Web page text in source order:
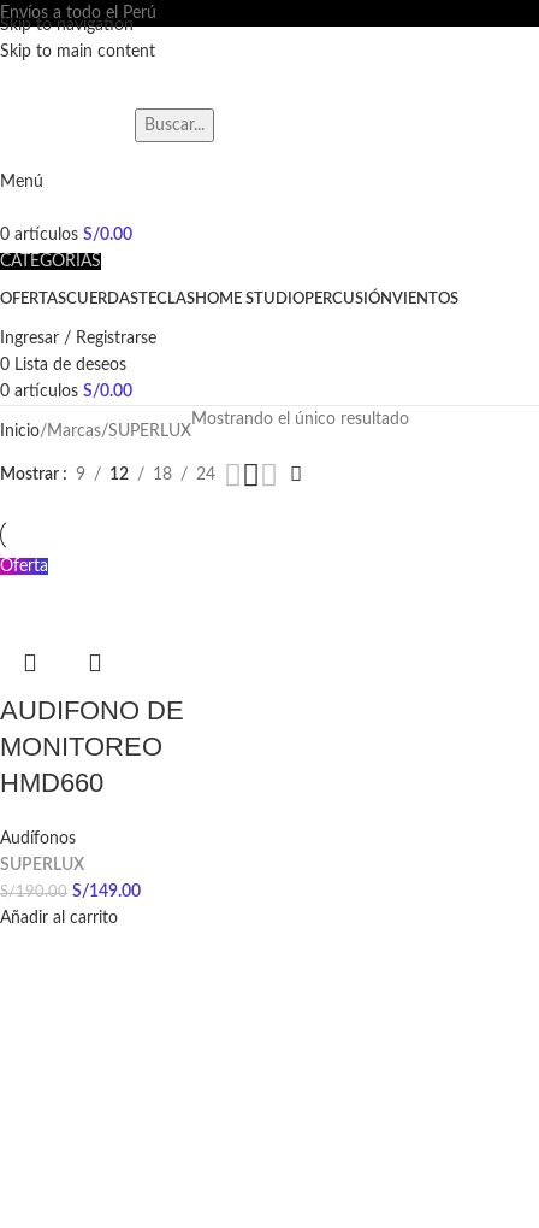
Skip to navigation
Skip to main content
Envíos a todo el Perú
Buscar...
Menú
0 artículos S/0.00
CATEGORÍAS
OFERTASCUERDAS TECLASHOME STUDIOPERCUSIÓNVIENTOS
Ingresar / Registrarse
0 Lista de deseos
0 artículos S/0.00
Inicio Marcas SUPERLUX
Mostrando el único resultado
Mostrar 9 12 18 24
Oferta
AUDIFONO DE
MONITOREO
HMD660
Audífonos
SUPERLUX
S/190.00 S/149.00
Añadir al carrito